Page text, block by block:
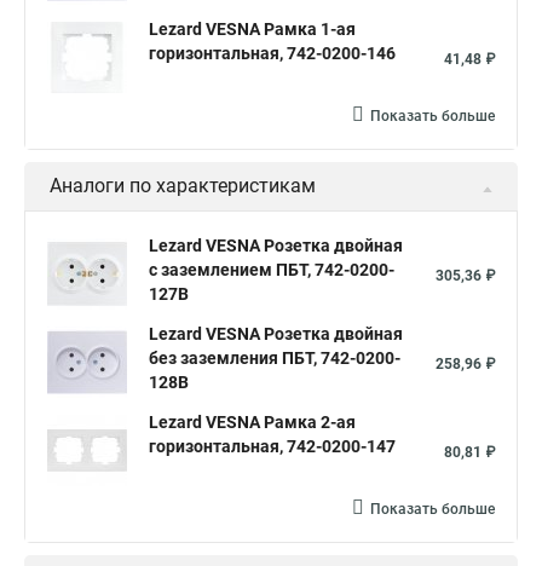
Lezard VESNA Рамка 1-ая
горизонтальная, 742-0200-146
41,48 ₽
Показать больше
Аналоги по характеристикам
Lezard VESNA Розетка двойная
с заземлением ПБТ, 742-0200-
127B
305,36 ₽
Lezard VESNA Розетка двойная
без заземления ПБТ, 742-0200-
128B
258,96 ₽
Lezard VESNA Рамка 2-ая
горизонтальная, 742-0200-147
80,81 ₽
Показать больше